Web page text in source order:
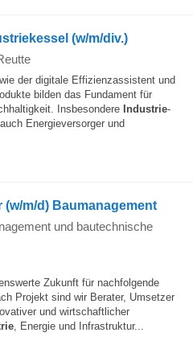
(w/m/div.)
der digitale Effizienzassistent und
bilden das Fundament für
Insbesondere Industrie-
Energieversorger und
m/d) Baumanagement
und bautechnische
Zukunft für nachfolgende
Projekt sind wir Berater, Umsetzer
und wirtschaftlicher
, Energie und Infrastruktur...